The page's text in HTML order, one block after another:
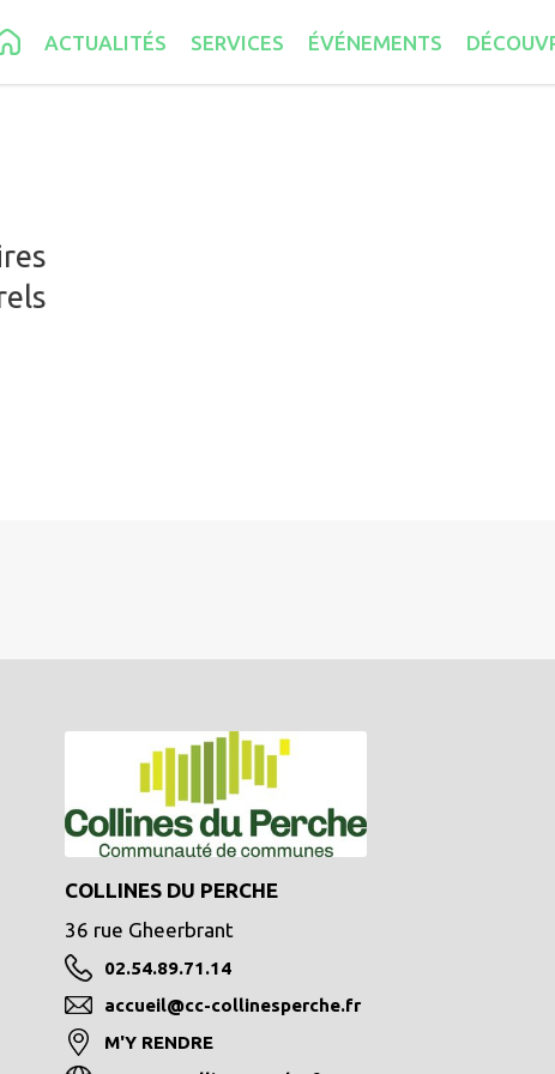
ACTUALITÉS SERVICES ÉVÉNEMENTS
COLLINES DU PERCHE
36 rue Gheerbrant
02.54.89.71.14
accueil@cc-collinesperche.fr
M'Y RENDRE